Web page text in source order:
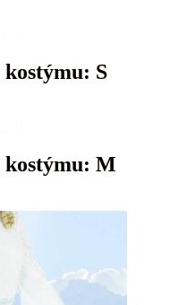
S
M